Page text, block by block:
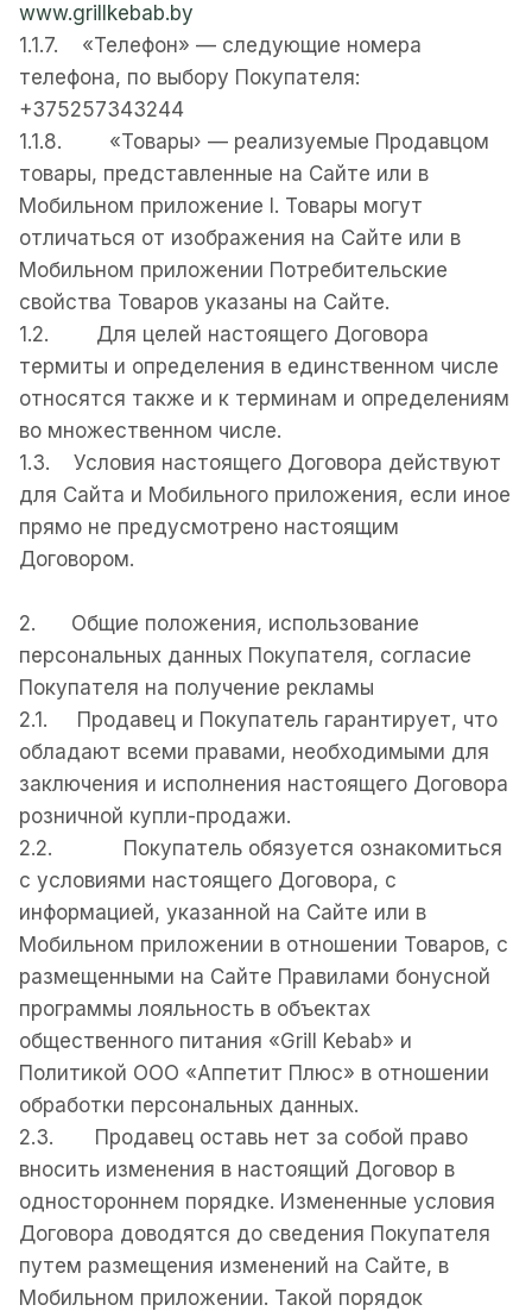
www.grillkebab.by
1.1.7. «Телефон» — следующие номера
телефона, по выбору Покупателя:
+375257343244
1.1.8. «Товары› — реализуемые Продавцом
товары, представленные на Сайте или в
Мобильном приложение І. Товары могут
отличаться от изображения на Сайте или в
Мобильном приложении Потребительские
свойства Товаров указаны на Сайте.
1.2. Для целей настоящего Договора
термиты и определения в единственном числе
относятся также и к терминам и определениям
во множественном числе.
1.3. Условия настоящего Договора действуют
для Сайта и Мобильного приложения, если иное
прямо не предусмотрено настоящим
Договором.
2. Общие положения, использование
персональных данных Покупателя, согласие
Покупателя на получение рекламы
2.1. Продавец и Покупатель гарантирует, что
обладают всеми правами, необходимыми для
заключения и исполнения настоящего Договора
розничной купли-продажи.
2.2. Покупатель oбязуется ознакомиться
с условиями настоящего Договора, с
информацией, указанной на Сайте или в
Мобильном приложении в отношении Товаров, с
размещенными на Сайте Правилами бонусной
программы лояльность в объектах
общественного питания «Grill Kebab» и
Политикой ООО «Аппетит Плюс» в отношении
обработки персональных данных.
2.3. Продавец оставь нет за собой право
вносить изменения в настоящий Договор в
одностороннем порядке. Измененные условия
Договора доводятся до сведения Покупателя
путем размещения изменений на Сайте, в
Мобильном приложении. Такой порядок